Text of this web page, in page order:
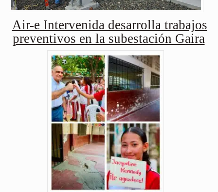
Air-e Intervenida desarrolla trabajos
preventivos en la subestación Gaira